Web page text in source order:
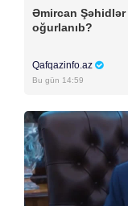
Əmircan
oğurlanıb?
Qafqazinfo.az
Bu gün 14:59